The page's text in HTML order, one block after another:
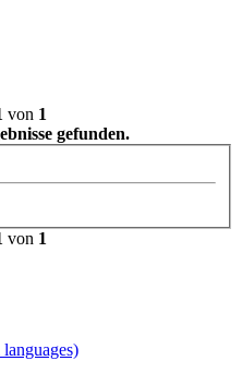
von 1
gefunden.
von 1